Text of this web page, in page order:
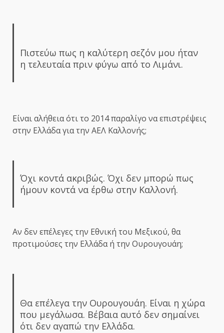
Πιστεύω πως η καλύτερη σεζόν μου ήταν
η τελευταία πριν φύγω από το Λιμάνι.
Είναι αλήθεια ότι το 2014 παραλίγο να επιστρέψεις
στην Ελλάδα για την ΑΕΛ Καλλονής;
Όχι κοντά ακριβώς. Όχι δεν μπορώ πως
ήμουν κοντά να έρθω στην Καλλονή.
Αν δεν επέλεγες την Εθνική του Μεξικού, θα
προτιμούσες την Ελλάδα ή την Ουρουγουάη;
Θα επέλεγα την Ουρουγουάη. Είναι η χώρα
που μεγάλωσα. Βέβαια αυτό δεν σημαίνει
ότι δεν αγαπώ την Ελλάδα.